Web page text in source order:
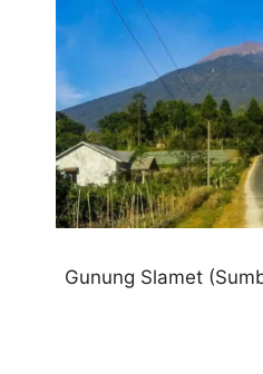
Gunung Slamet